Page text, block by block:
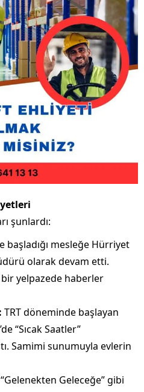
şunlardı:
başladığı mesleğe Hürriyet
olarak devam etti.
yelpazede haberler
TRT döneminde başlayan
“Sıcak Saatler”
Samimi sunumuyla evlerin
“Gelenekten Geleceğe” gibi